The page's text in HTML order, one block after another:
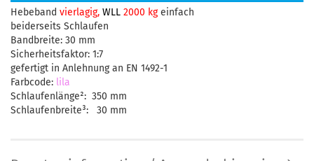
Hebeband vierlagig, WLL 2000 kgeinfach
beiderseits Schlaufen
Bandbreite: 30 mm
Sicherheitsfaktor: 1:7
gefertigt in Anlehnung an EN 1492-1
Farbcode: lila
Schlaufenlänge²: 350 mm
Schlaufenbreite³: 30 mm